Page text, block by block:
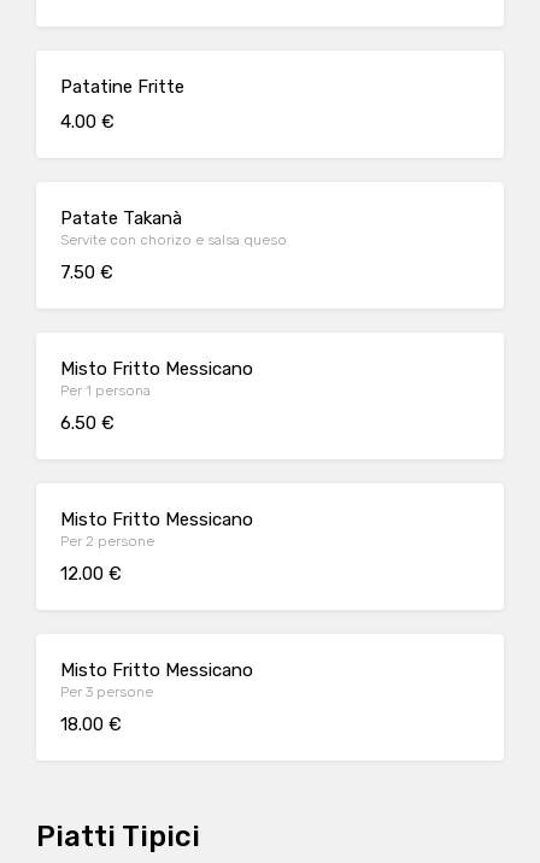
Patatine Fritte
4.00 €
Patate Takanà
Servite con chorizo e salsa queso
7.50 €
Misto Fritto Messicano
Per 1 persona
6.50 €
Misto Fritto Messicano
Per 2 persone
12.00 €
Misto Fritto Messicano
Per 3 persone
18.00 €
Piatti Tipici